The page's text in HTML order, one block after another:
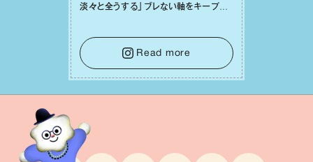
淡々と全うする」ブレない軸をキープし
⾔葉に流されないよう、⼼にしっかりブ
レーキをかけること。この意識の切り替
えが、あなたに確かな安⼼感をもたらす
はずです。
Read more